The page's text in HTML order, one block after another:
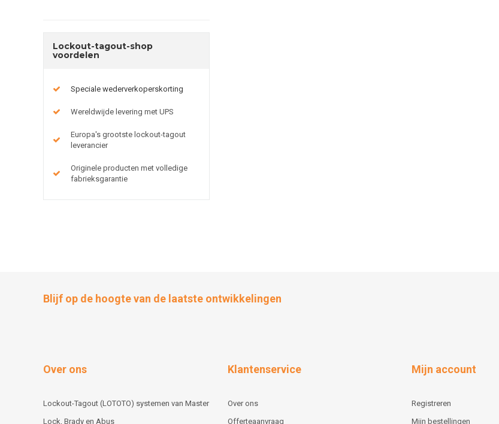
Lockout-tagout-shop
voordelen
Speciale wederverkoperskorting
Wereldwijde levering met UPS
Europa's grootste lockout-tagout
leverancier
Originele producten met volledige
fabrieksgarantie
Blijf op de hoogte van de laatste ontwikkelingen
Over ons
Lockout-Tagout (LOTOTO) systemen van Master
Lock, Brady en Abus
Klantenservice
Over ons
Offerteaanvraag
Mijn account
Registreren
Mijn bestellingen